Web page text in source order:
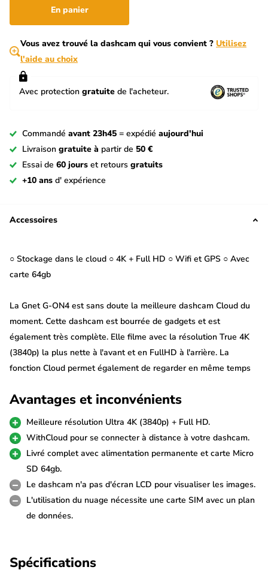
En panier
Vous avez trouvé la dashcam qui vous convient ? Utilisez
l'aide au choix
Avec protection gratuite de l'acheteur.
Commandé avant 23h45 = expédié aujourd'hui
Livraison gratuite à partir de 50 €
Essai de 60 jours et retours gratuits
+10 ans d' expérience
Accessoires
○ Stockage dans le cloud ○ 4K + Full HD ○ Wifi et GPS ○ Avec
carte 64gb
La Gnet G-ON4 est sans doute la meilleure dashcam Cloud du
moment. Cette dashcam est bourrée de gadgets et est
également très complète. Elle filme avec la résolution True 4K
(3840p) la plus nette à l'avant et en FullHD à l'arrière. La
fonction Cloud permet également de regarder en même temps
de recevoir des notifications lorsqu'il se passe quelque chose
autour de ta voiture.
True 4K + FullHD 30fps
La Gnet G-ON4 2CH 4K Cloud filme à la résolution Ultra 4K
(3840p) la plus nette qui soit. En utilisant le capteur d'image
SONY Starvis 8,0MP, les images sont d'une qualité
exceptionnelle, notamment dans l'obscurité. La caméra arrière
Avantages et inconvénients
Meilleure résolution Ultra 4K (3840p) + Full HD.
WithCloud pour se connecter à distance à votre dashcam.
Livré complet avec alimentation permanente et carte Micro
SD 64gb.
Le dashcam n'a pas d'écran LCD pour visualiser les images.
L'utilisation du nuage nécessite une carte SIM avec un plan
de données.
Spécifications